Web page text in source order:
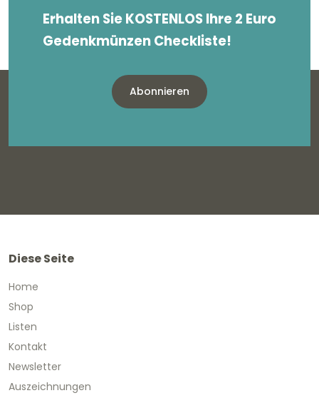
Erhalten Sie KOSTENLOS Ihre 2 Euro
Gedenkmünzen Checkliste!
Abonnieren
Diese Seite
Home
Shop
Listen
Kontakt
Newsletter
Auszeichnungen